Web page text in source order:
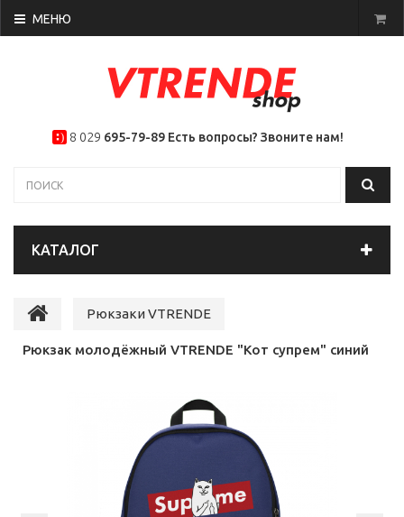
МЕНЮ
8 029 695-79-89 Есть вопросы? Звоните нам!
КАТАЛОГ
Рюкзаки VTRENDE
Рюкзак молодёжный VTRENDE "Кот супрем" синий